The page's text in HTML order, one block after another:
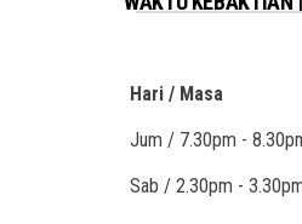
Hari / Masa
Jum / 7.30pm -
Sab / 2.30pm -